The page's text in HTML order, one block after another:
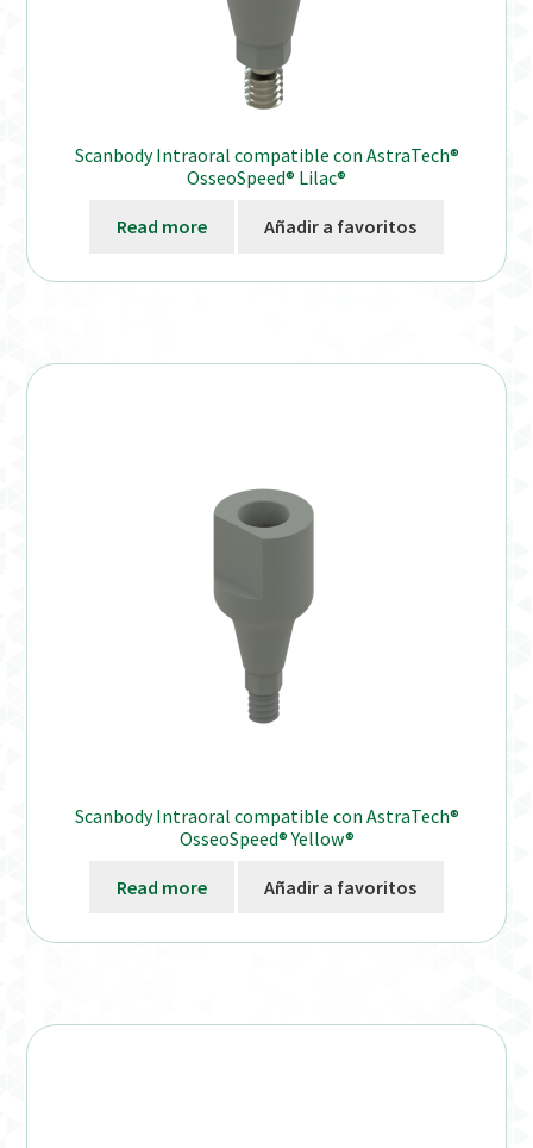
Scanbody Intraoral compatible con AstraTech®
OsseoSpeed® Lilac®
Read more Añadir a favoritos
Scanbody Intraoral compatible con AstraTech®
OsseoSpeed® Yellow®
Read more Añadir a favoritos